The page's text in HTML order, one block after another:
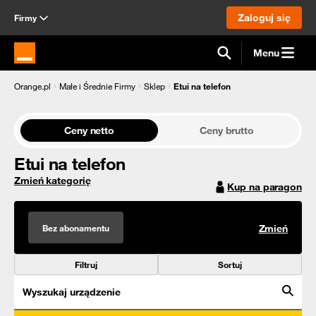
Firmy Zaloguj się
Strona główna Orange.pl Menu
Orange.pl Małe i Średnie Firmy Sklep Etui na telefon
Ceny netto Ceny brutto
Etui na telefon
Zmień kategorię Kup na paragon
Bez abonamentu Zmień
Filtruj Sortuj
Wyszukaj urządzenie